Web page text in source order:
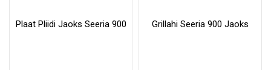
Plaat Pliidi Jaoks Seeria 900 Grillahi Seeria 900 Jaoks